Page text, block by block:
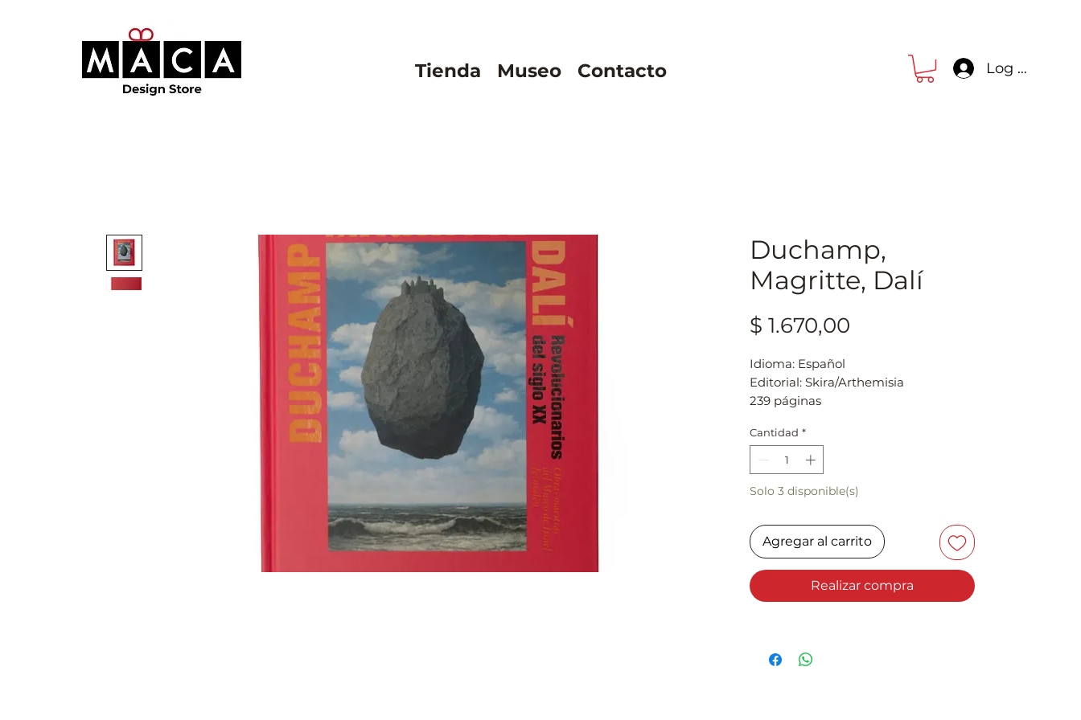
Tienda Museo Contacto Log In
Duchamp,
Magritte, Dalí
$ 1.670,00
Idioma: Español
Editorial: Skira/Arthemisia
239 páginas
Descripción
Duchamp, Magritte, Dalí.
Revolucionarios del siglo XXI. Obras
maestras del Museo de Israel
Cantidad *
Solo 3 disponible(s)
Agregar al carrito
Realizar compra